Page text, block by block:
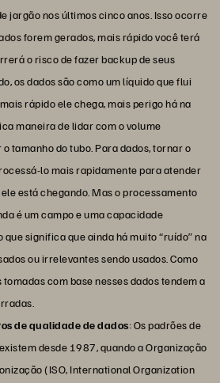
jargão nos últimos cinco anos. Isso ocorre
forem gerados, mais rápido você terá
o risco de fazer backup de seus
os dados são como um líquido que flui
rápido ele chega, mais perigo há na
maneira de lidar com o volume
tamanho do tubo. Para dados, tornar o
lo mais rapidamente para atender
está chegando. Mas o processamento
é um campo e uma capacidade
significa que ainda há muito “ruído” na
ou irrelevantes sendo usados. Como
com base nesses dados tendem a
de qualidade de dados: Os padrões de
desde 1987, quando a Organização
(ISO, International Organization